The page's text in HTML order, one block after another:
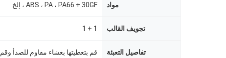
مواد ABS ، PA ، PA66 + 30GF ، إلخ
تجويف القالب 1 + 1
تفاصيل التعبئة